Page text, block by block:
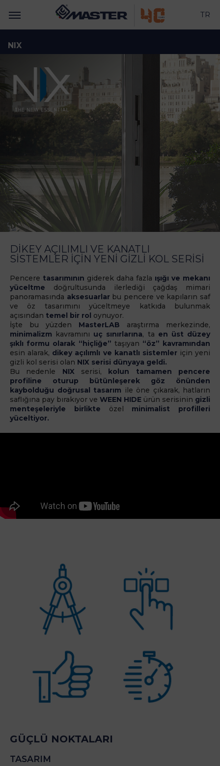
TR
NIX
DİKEY AÇILIMLI VE KANATLI
SİSTEMLER İÇİN YENİ GİZLİ KOL SERİSİ
Pencere tasarımının giderek daha fazla ışığı ve mekanı
yüceltme doğrultusunda ilerlediği çağdaş mimari
panoramasında aksesuarlar bu pencere ve kapıların saf
ve öz tasarımını yüceltmeye katkıda bulunmak
açısından temel bir rol oynuyor.
İşte bu yüzden MasterLAB araştırma merkezinde,
minimalizm kavramını uç sınırlarına, ta en üst düzey
şıklı formu olarak “hiçliğe” taşıyan “öz” kavramından
esin alarak, dikey açılımlı ve kanatlı sistemleriçin yeni
gizli kol serisi olan NIX serisi dünyaya geldi.
Bu nedenle NIXserisi, kolun tamamen pencere
profiline oturup bütünleşerek göz önünden
kaybolduğu doğrusal tasarım ile öne çıkarak, hatların
saflığına pay bırakıyor ve WEEN HIDE ürün serisinin gizli
menteşeleriyle birlikte özel minimalist profilleri
yüceltiyor.
GÜÇLÜ NOKTALARI
TASARIM